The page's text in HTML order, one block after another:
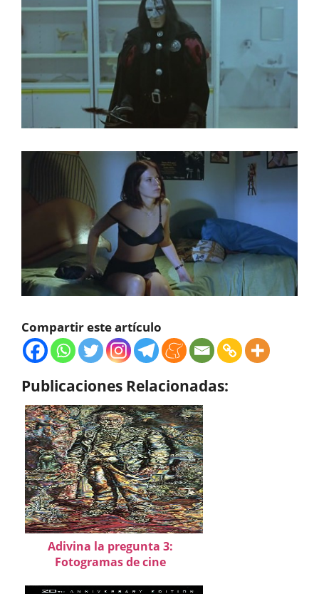
Compartir este artículo
Publicaciones Relacionadas:
Adivina la pregunta 3:
Fotogramas de cine